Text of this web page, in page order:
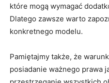
które ⁣mogą ⁤wymagać
Dlatego zawsze warto
konkretnego modelu.
Pamiętajmy​ także, że‌
posiadanie ważnego ⁤prawa